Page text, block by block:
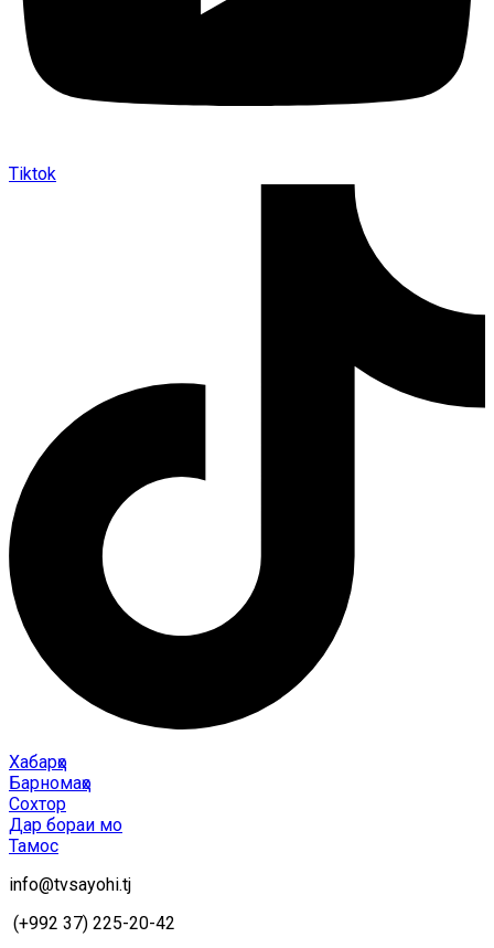
Tiktok
Хабарҳо
Барномаҳо
Сохтор
Дар бораи мо
Тамос
info@tvsayohi.tj
(+992 37) 225-20-42